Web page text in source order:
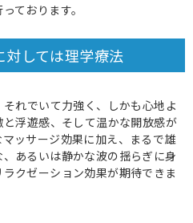
ております。
対しては理学療法
れでいて力強く、しかも心地よ
浮遊感、そして温かな開放感が
ッサージ効果に加え、まるで雄
あるいは静かな波の揺らぎに身
クゼーション効果が期待できま